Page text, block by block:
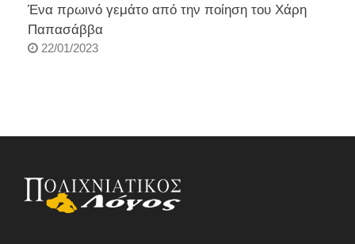
Ένα πρωινό γεμάτο από την ποίηση του Χάρη
Παπασάββα
22/01/2023